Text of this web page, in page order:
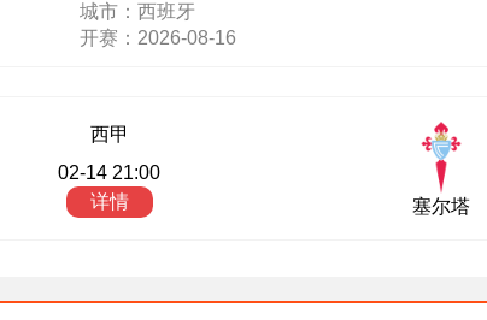
城市：西班牙
开赛：2026-08-16
西甲
02-14 21:00
详情
塞尔塔